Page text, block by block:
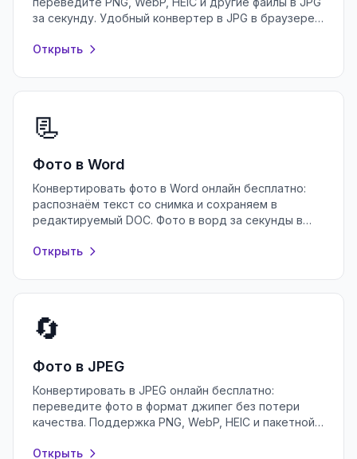
за секунду. Удобный конвертер в JPG в браузере,
Открыть
📃
Фото в Word
Конвертировать фото в Word онлайн бесплатно:
распознаём текст со снимка и сохраняем в
редактируемый DOC. Фото в ворд за секунды в
Открыть
🔄
Фото в JPEG
Конвертировать в JPEG онлайн бесплатно:
переведите фото в формат джипег без потери
качества. Поддержка PNG, WebP, HEIC и пакетной
Открыть